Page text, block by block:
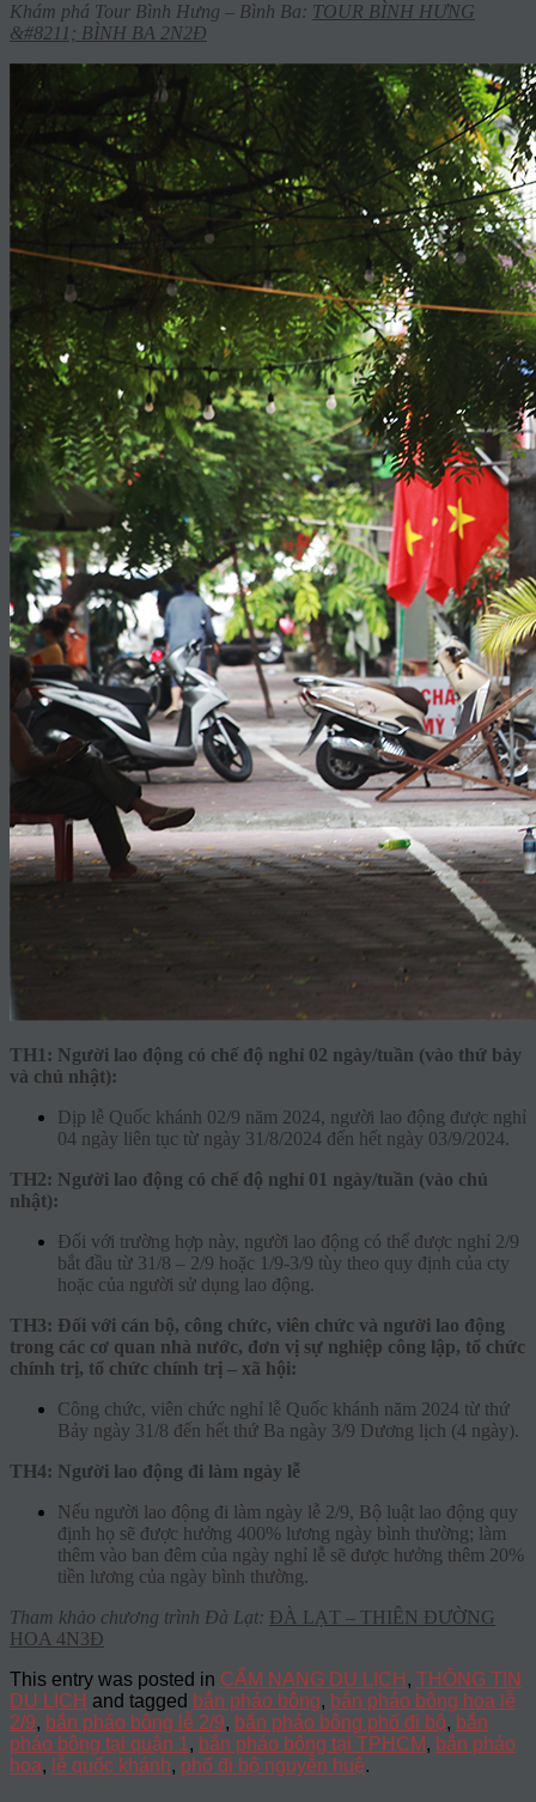
Khám phá Tour Bình Hưng – Bình Ba: TOUR BÌNH HƯNG
&#8211; BÌNH BA 2N2Đ
TH1: Người lao động có chế độ nghỉ 02 ngày/tuần (vào thứ bảy
và chủ nhật):
Dịp lễ Quốc khánh 02/9 năm 2024, người lao động được nghỉ
04 ngày liên tục từ ngày 31/8/2024 đến hết ngày 03/9/2024.
TH2: Người lao động có chế độ nghỉ 01 ngày/tuần (vào chủ
nhật):
Đối với trường hợp này, người lao động có thể được nghỉ 2/9
bắt đầu từ 31/8 – 2/9 hoặc 1/9-3/9 tùy theo quy định của cty
hoặc của người sử dụng lao động.
TH3: Đối với cán bộ, công chức, viên chức và người lao động
trong các cơ quan nhà nước, đơn vị sự nghiệp công lập, tổ chức
chính trị, tổ chức chính trị – xã hội:
Công chức, viên chức nghỉ lễ Quốc khánh năm 2024 từ thứ
Bảy ngày 31/8 đến hết thứ Ba ngày 3/9 Dương lịch (4 ngày).
TH4: Người lao động đi làm ngày lễ
Nếu người lao động đi làm ngày lễ 2/9, Bộ luật lao động quy
định họ sẽ được hưởng 400% lương ngày bình thường; làm
thêm vào ban đêm của ngày nghỉ lễ sẽ được hưởng thêm 20%
tiền lương của ngày bình thường.
Tham khảo chương trình Đà Lạt: ĐÀ LẠT – THIÊN ĐƯỜNG
HOA 4N3Đ
This entry was posted in CẨM NANG DU LỊCH , THÔNG TIN
DU LỊCH and tagged bắn pháo bông, bắn pháo bông hoa lễ
2/9, bắn pháo bông lễ 2/9, bắn pháo bông phố đi bộ, bắn
pháo bông tại quận 1 , bắn pháo bông tại TPHCM, bắn pháo
hoa, lễ quốc khánh, phố đi bộ nguyễn huệ.